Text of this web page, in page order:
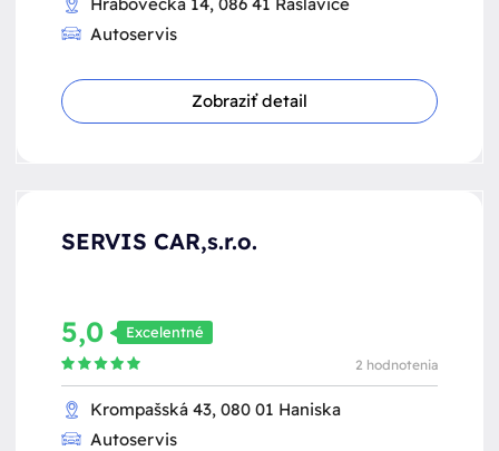
Autoservis
Zobraziť detail
SERVIS CAR,s.r.o.
5,0 Excelentné
2 hodnotenia
Krompašská 43, 080 01 Haniska
Autoservis